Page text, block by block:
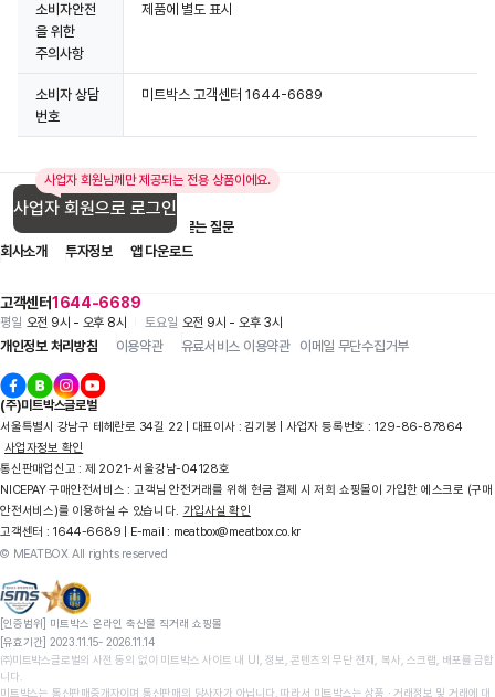
소비자안전
을 위한
주의사항
제품에 별도 표시
소비자 상담
번호
미트박스 고객센터 1644-6689
사업자 회원님께만 제공되는 전용 상품이에요.
사업자 회원으로 로그인
고객센터1644-6689
평일 오전 9시 - 오후 8시 토요일 오전 9시 - 오후 3시
입점 제휴 문의
자주 묻는 질문
회사소개
투자정보 앱 다운로드
개인정보 처리방침 이용약관 유료서비스 이용약관 이메일 무단수집거부
(주)미트박스글로벌
서울특별시 강남구 테헤란로 34길 22 | 대표이사 : 김기봉 | 사업자 등록번호 : 129-86-87864
사업자정보 확인
통신판매업신고 : 제 2021-서울강남-04128호
NICEPAY 구매안전서비스 : 고객님 안전거래를 위해 현금 결제 시 저희 쇼핑몰이 가입한 에스크로 (구매
안전서비스)를 이용하실 수 있습니다. 가입사실 확인
고객센터 : 1644-6689 | E-mail : meatbox@meatbox.co.kr
© MEATBOX All rights reserved
[인증범위] 미트박스 온라인 축산물 직거래 쇼핑몰
[유효기간] 2023.11.15- 2026.11.14
㈜미트박스글로벌의 사전 동의 없이 미트박스 사이트 내 UI, 정보, 콘텐츠의 무단 전재, 복사, 스크랩, 배포를 금합
니다.
미트박스는 통신판매중개자이며 통신판매의 당사자가 아닙니다. 따라서 미트박스는 상품 ∙ 거래정보 및 거래에 대